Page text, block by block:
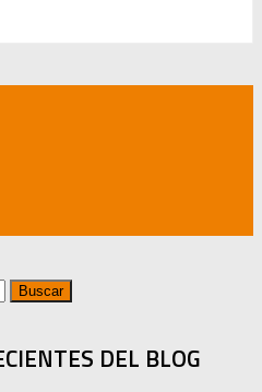
DEL BLOG